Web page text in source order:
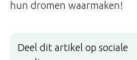
hun dromen waarmaken!
Deel dit artikel op sociale